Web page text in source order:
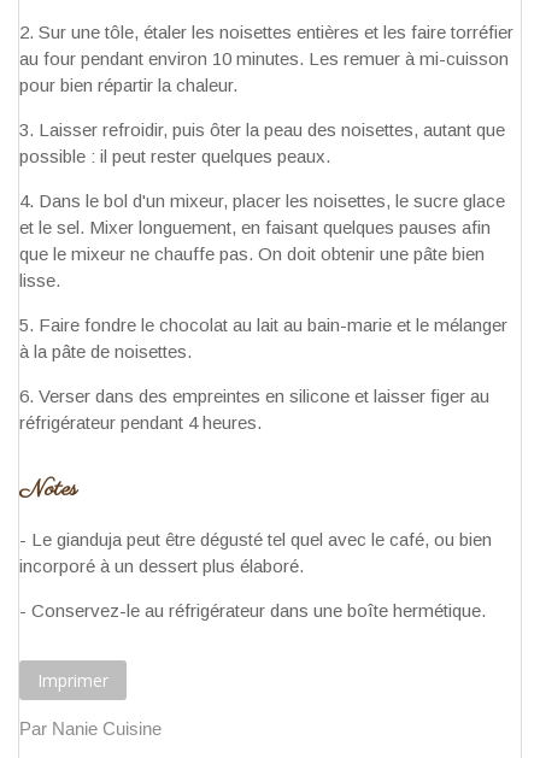
Sur une tôle, étaler les noisettes entières et les faire torréfier
au four pendant environ 10 minutes. Les remuer à mi-cuisson
pour bien répartir la chaleur.
Laisser refroidir, puis ôter la peau des noisettes, autant que
possible : il peut rester quelques peaux.
Dans le bol d'un mixeur, placer les noisettes, le sucre glace
et le sel. Mixer longuement, en faisant quelques pauses afin
que le mixeur ne chauffe pas. On doit obtenir une pâte bien
lisse.
Faire fondre le chocolat au lait au bain-marie et le mélanger
à la pâte de noisettes.
Verser dans des empreintes en silicone et laisser figer au
réfrigérateur pendant 4 heures.
Notes
- Le gianduja peut être dégusté tel quel avec le café, ou bien
incorporé à un dessert plus élaboré.
- Conservez-le au réfrigérateur dans une boîte hermétique.
Imprimer
Par Nanie Cuisine